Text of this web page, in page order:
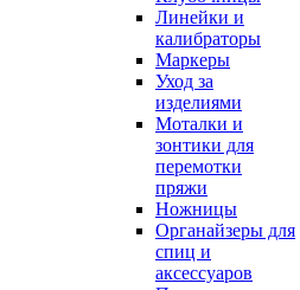
Линейки и
калибраторы
Маркеры
Уход за
изделиями
Моталки и
зонтики для
перемотки
пряжи
Ножницы
Органайзеры для
спиц и
аксессуаров